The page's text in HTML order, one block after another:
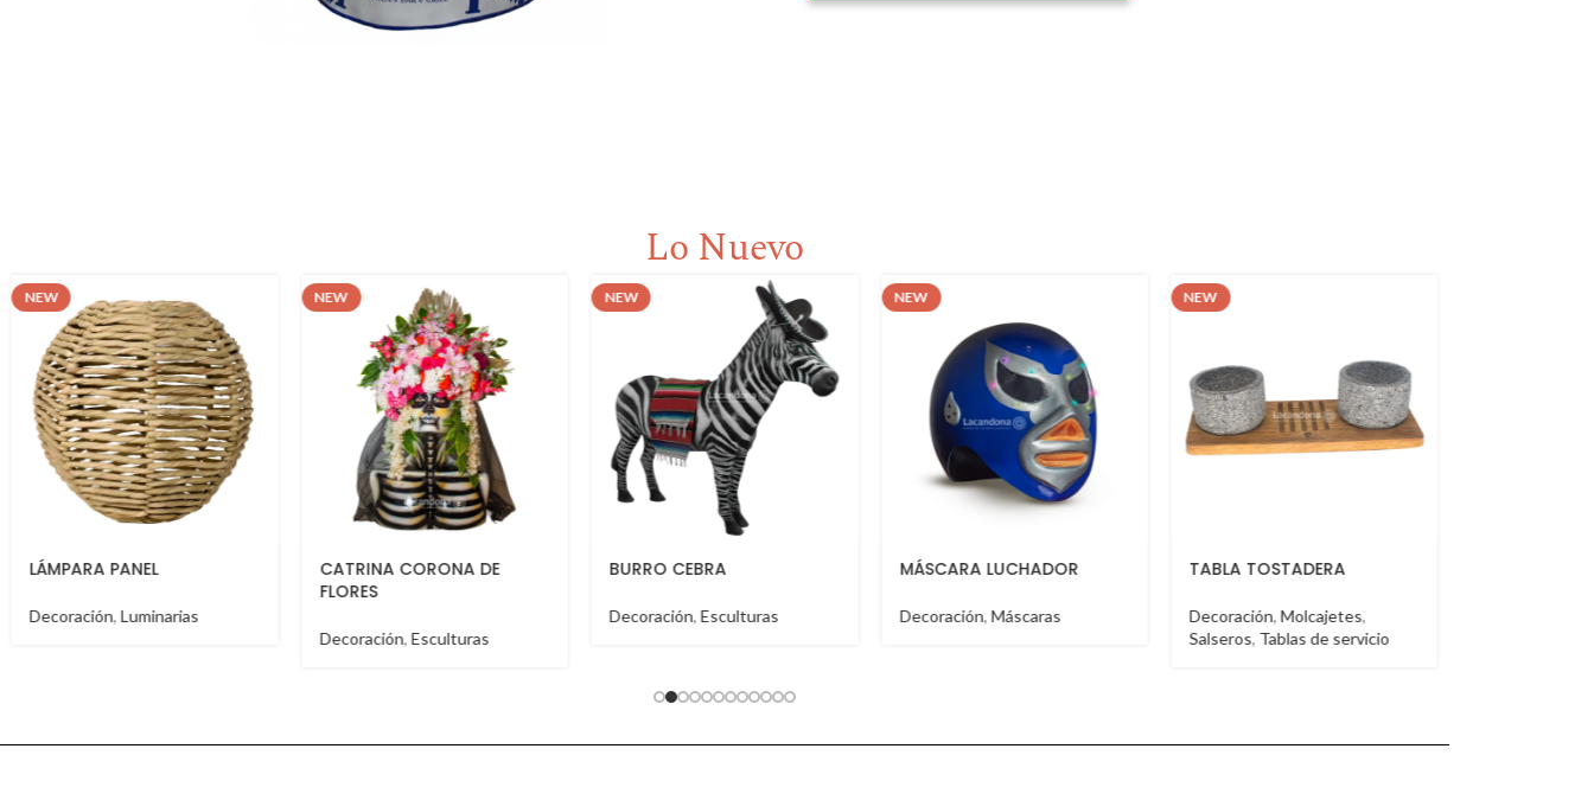
Lo Nuevo
NEW
CATRINA CORONA DE
NEW
BURRO CEBRA
NEW
MÁSCARA LUCHADOR
Decoración,Máscaras
NEW
TABLA TOSTADERA
Decoración,Molcajetes
NEW
BOOTH VT
Booth